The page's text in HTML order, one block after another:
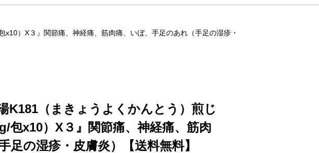
）X３』関節痛、神経痛、筋肉痛、いぼ、手足のあれ（手足の湿疹・
K181（まきょうよくかんとう）煎じ
x10）X３』関節痛、神経痛、筋肉
足の湿疹・皮膚炎）【送料無料】